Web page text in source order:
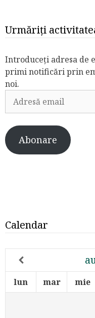
Urmăriți
Introduceți adresa de
primi notificări prin
noi.
Adresă
email
Abonare
Calendar
lun mar mie